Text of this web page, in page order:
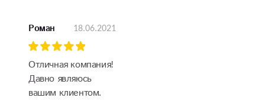
очень довольна.
Благодарю
Роман 18.06.2021
Отличная компания!
Давно являюсь
вашим клиентом.